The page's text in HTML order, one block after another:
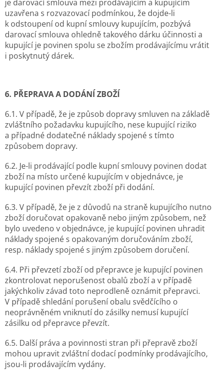
je darovací smlouva mezi prodávajícím a kupujícím
uzavřena s rozvazovací podmínkou, že dojde-li
k odstoupení od kupní smlouvy kupujícím, pozbývá
darovací smlouva ohledně takového dárku účinnosti a
kupující je povinen spolu se zbožím prodávajícímu vrátit
i poskytnutý dárek.
6. PŘEPRAVA A DODÁNÍ ZBOŽÍ
6.1. V případě, že je způsob dopravy smluven na základě
zvláštního požadavku kupujícího, nese kupující riziko
a případné dodatečné náklady spojené s tímto
způsobem dopravy.
6.2. Je-li prodávající podle kupní smlouvy povinen dodat
zboží na místo určené kupujícím v objednávce, je
kupující povinen převzít zboží při dodání.
6.3. V případě, že je z důvodů na straně kupujícího nutno
zboží doručovat opakovaně nebo jiným způsobem, než
bylo uvedeno v objednávce, je kupující povinen uhradit
náklady spojené s opakovaným doručováním zboží,
resp. náklady spojené s jiným způsobem doručení.
6.4. Při převzetí zboží od přepravce je kupující povinen
zkontrolovat neporušenost obalů zboží a v případě
jakýchkoliv závad toto neprodleně oznámit přepravci.
V případě shledání porušení obalu svědčícího o
neoprávněném vniknutí do zásilky nemusí kupující
zásilku od přepravce převzít.
6.5. Další práva a povinnosti stran při přepravě zboží
mohou upravit zvláštní dodací podmínky prodávajícího,
jsou-li prodávajícím vydány.